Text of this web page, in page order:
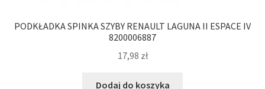
PODKŁADKA SPINKA SZYBY RENAULT LAGUNA II ESPACE IV
8200006887
17,98 zł
Dodaj do koszyka